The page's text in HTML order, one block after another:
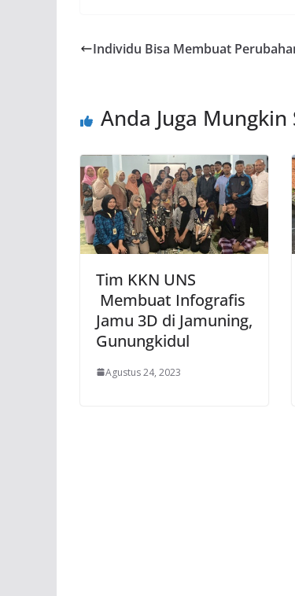
Individu Bisa Membuat
Anda Juga Mungkin
Tim KKN UNS
Membuat Infografis
Jamu 3D di Jamuning,
Gunungkidul
Agustus 24, 2023